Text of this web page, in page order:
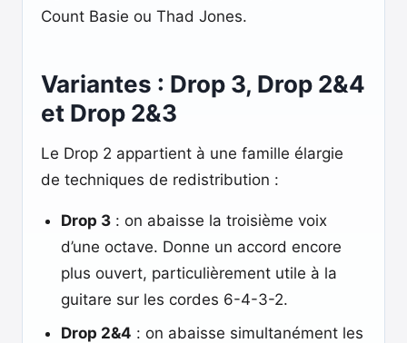
Count Basie ou Thad Jones.
Variantes : Drop 3, Drop 2&4
et Drop 2&3
Le Drop 2 appartient à une famille élargie
de techniques de redistribution :
Drop 3 : on abaisse la troisième voix
d’une octave. Donne un accord encore
plus ouvert, particulièrement utile à la
guitare sur les cordes 6-4-3-2.
Drop 2&4 : on abaisse simultanément les